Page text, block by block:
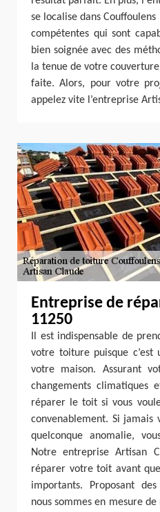
se localise dans
compétentes qui sont
bien soignée avec des
la tenue de votre
faite. Alors, pour votre
appelez vite l’entreprise
Entreprise de
11250
Il est indispensable de
votre toiture puisque
votre maison. Assurant
changements
réparer le toit si vous
convenablement. Si
quelconque anomalie,
Notre entreprise Artisan
réparer votre toit avant
importants. Proposant
nous sommes en mesure